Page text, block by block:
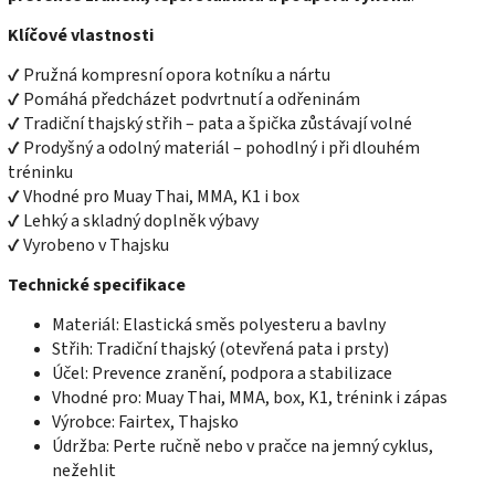
Klíčové vlastnosti
✔ Pružná kompresní opora kotníku a nártu
✔ Pomáhá předcházet podvrtnutí a odřeninám
✔ Tradiční thajský střih – pata a špička zůstávají volné
✔ Prodyšný a odolný materiál – pohodlný i při dlouhém
tréninku
✔ Vhodné pro Muay Thai, MMA, K1 i box
✔ Lehký a skladný doplněk výbavy
✔ Vyrobeno v Thajsku
Technické specifikace
Materiál: Elastická směs polyesteru a bavlny
Střih: Tradiční thajský (otevřená pata i prsty)
Účel: Prevence zranění, podpora a stabilizace
Vhodné pro: Muay Thai, MMA, box, K1, trénink i zápas
Výrobce: Fairtex, Thajsko
Údržba: Perte ručně nebo v pračce na jemný cyklus,
nežehlit